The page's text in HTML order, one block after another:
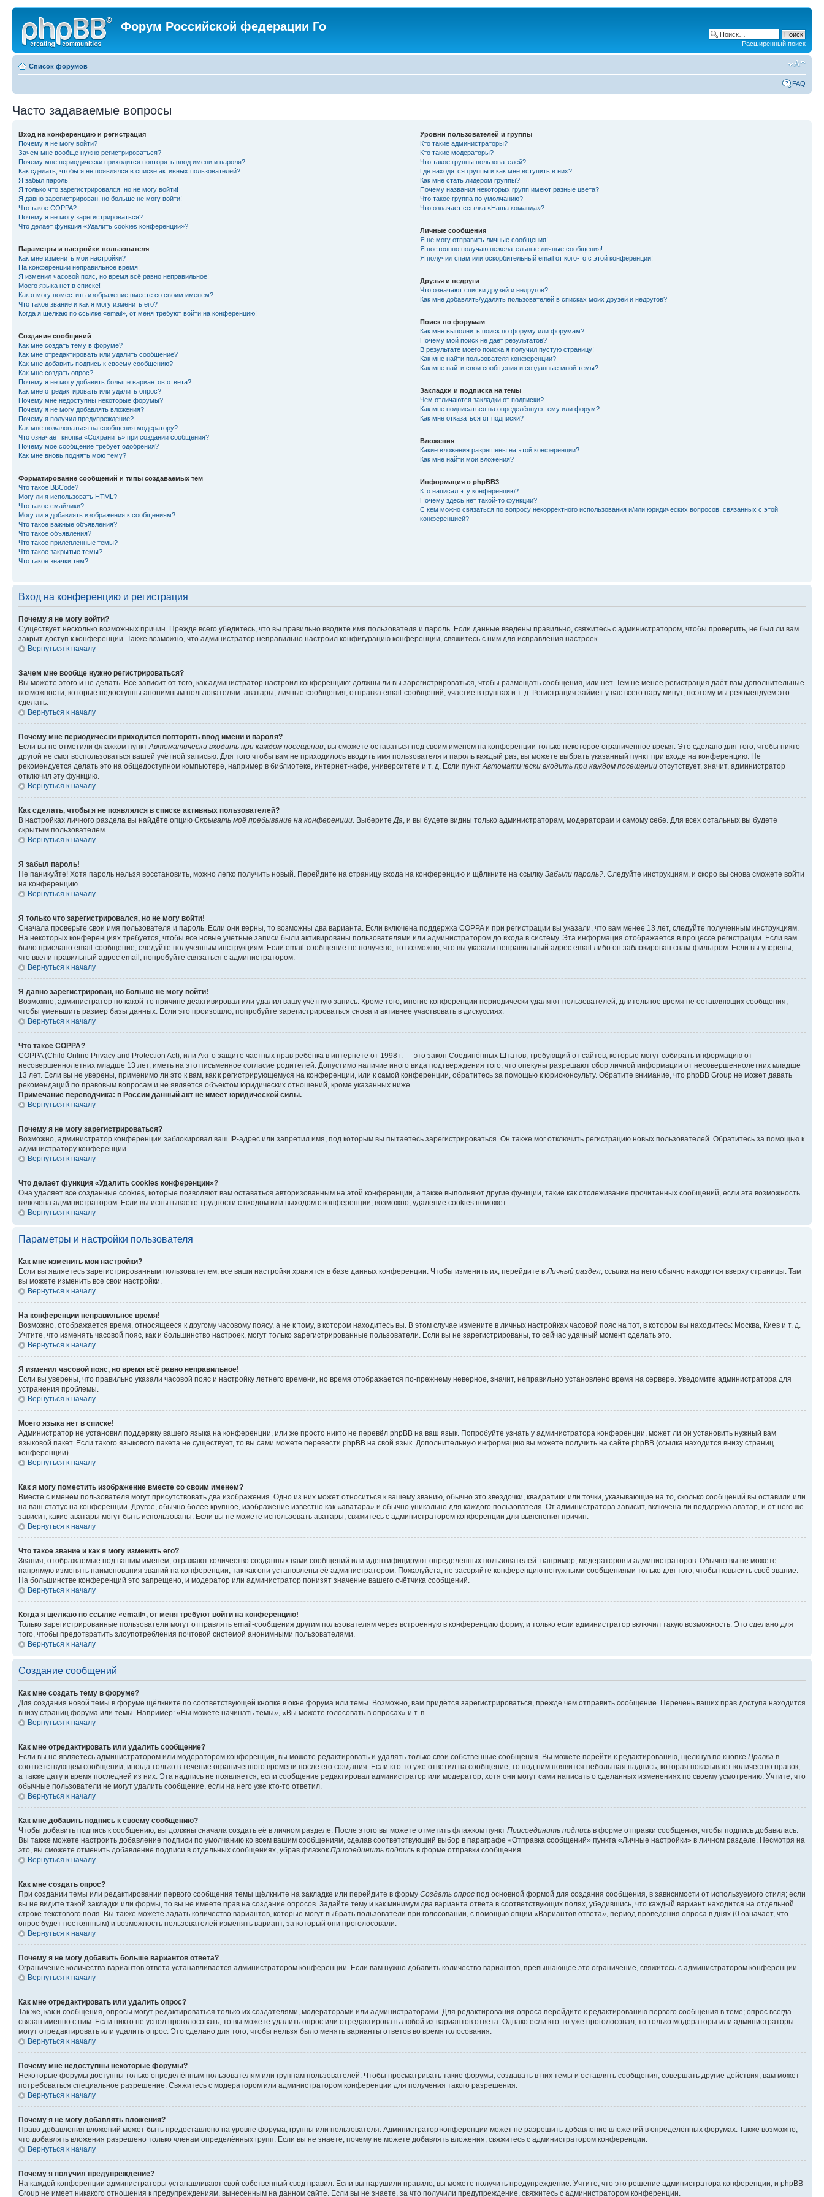
Форум Российской федерации Го
Расширенный поиск
Список форумов
FAQ
Часто задаваемые вопросы
Вход на конференцию и регистрация
Почему я не могу войти?
Зачем мне вообще нужно регистрироваться?
Почему мне периодически приходится повторять ввод имени и пароля?
Как сделать, чтобы я не появлялся в списке активных пользователей?
Я забыл пароль!
Я только что зарегистрировался, но не могу войти!
Я давно зарегистрирован, но больше не могу войти!
Что такое COPPA?
Почему я не могу зарегистрироваться?
Что делает функция «Удалить cookies конференции»?
Параметры и настройки пользователя
Как мне изменить мои настройки?
На конференции неправильное время!
Я изменил часовой пояс, но время всё равно неправильное!
Моего языка нет в списке!
Как я могу поместить изображение вместе со своим именем?
Что такое звание и как я могу изменить его?
Когда я щёлкаю по ссылке «email», от меня требуют войти на конференцию!
Создание сообщений
Как мне создать тему в форуме?
Как мне отредактировать или удалить сообщение?
Как мне добавить подпись к своему сообщению?
Как мне создать опрос?
Почему я не могу добавить больше вариантов ответа?
Как мне отредактировать или удалить опрос?
Почему мне недоступны некоторые форумы?
Почему я не могу добавлять вложения?
Почему я получил предупреждение?
Как мне пожаловаться на сообщения модератору?
Что означает кнопка «Сохранить» при создании сообщения?
Почему моё сообщение требует одобрения?
Как мне вновь поднять мою тему?
Форматирование сообщений и типы создаваемых тем
Что такое BBCode?
Могу ли я использовать HTML?
Что такое смайлики?
Могу ли я добавлять изображения к сообщениям?
Что такое важные объявления?
Что такое объявления?
Что такое прилепленные темы?
Что такое закрытые темы?
Что такое значки тем?
Уровни пользователей и группы
Кто такие администраторы?
Кто такие модераторы?
Что такое группы пользователей?
Где находятся группы и как мне вступить в них?
Как мне стать лидером группы?
Почему названия некоторых групп имеют разные цвета?
Что такое группа по умолчанию?
Что означает ссылка «Наша команда»?
Личные сообщения
Я не могу отправить личные сообщения!
Я постоянно получаю нежелательные личные сообщения!
Я получил спам или оскорбительный email от кого-то с этой конференции!
Друзья и недруги
Что означают списки друзей и недругов?
Как мне добавлять/удалять пользователей в списках моих друзей и недругов?
Поиск по форумам
Как мне выполнить поиск по форуму или форумам?
Почему мой поиск не даёт результатов?
В результате моего поиска я получил пустую страницу!
Как мне найти пользователя конференции?
Как мне найти свои сообщения и созданные мной темы?
Закладки и подписка на темы
Чем отличаются закладки от подписки?
Как мне подписаться на определённую тему или форум?
Как мне отказаться от подписки?
Вложения
Какие вложения разрешены на этой конференции?
Как мне найти мои вложения?
Информация о phpBB3
Кто написал эту конференцию?
Почему здесь нет такой-то функции?
С кем можно связаться по вопросу некорректного использования и/или юридических вопросов, связанных с этой
конференцией?
Вход на конференцию и регистрация
Почему я не могу войти?
Существует несколько возможных причин. Прежде всего убедитесь, что вы правильно вводите имя пользователя и пароль. Если данные введены правильно, свяжитесь с администратором, чтобы проверить, не был ли вам
закрыт доступ к конференции. Также возможно, что администратор неправильно настроил конфигурацию конференции, свяжитесь с ним для исправления настроек.
Вернуться к началу
Зачем мне вообще нужно регистрироваться?
Вы можете этого и не делать. Всё зависит от того, как администратор настроил конференцию: должны ли вы зарегистрироваться, чтобы размещать сообщения, или нет. Тем не менее регистрация даёт вам дополнительные
возможности, которые недоступны анонимным пользователям: аватары, личные сообщения, отправка email-сообщений, участие в группах и т. д. Регистрация займёт у вас всего пару минут, поэтому мы рекомендуем это
сделать.
Вернуться к началу
Почему мне периодически приходится повторять ввод имени и пароля?
Если вы не отметили флажком пунктАвтоматически входить при каждом посещении, вы сможете оставаться под своим именем на конференции только некоторое ограниченное время. Это сделано для того, чтобы никто
другой не смог воспользоваться вашей учётной записью. Для того чтобы вам не приходилось вводить имя пользователя и пароль каждый раз, вы можете выбрать указанный пункт при входе на конференцию. Не
рекомендуется делать это на общедоступном компьютере, например в библиотеке, интернет-кафе, университете и т. д. Если пунктАвтоматически входить при каждом посещении отсутствует, значит, администратор
отключил эту функцию.
Вернуться к началу
Как сделать, чтобы я не появлялся в списке активных пользователей?
В настройках личного раздела вы найдёте опцию Скрывать моё пребывание на конференции. ВыберитеДа, и вы будете видны только администраторам, модераторам и самому себе. Для всех остальных вы будете
скрытым пользователем.
Вернуться к началу
Я забыл пароль!
Не паникуйте! Хотя пароль нельзя восстановить, можно легко получить новый. Перейдите на страницу входа на конференцию и щёлкните на ссылку Забыли пароль?. Следуйте инструкциям, и скоро вы снова сможете войти
на конференцию.
Вернуться к началу
Я только что зарегистрировался, но не могу войти!
Сначала проверьте свои имя пользователя и пароль. Если они верны, то возможны два варианта. Если включена поддержка COPPA и при регистрации вы указали, что вам менее 13 лет, следуйте полученным инструкциям.
На некоторых конференциях требуется, чтобы все новые учётные записи были активированы пользователями или администратором до входа в систему. Эта информация отображается в процессе регистрации. Если вам
было прислано email-сообщение, следуйте полученным инструкциям. Если email-сообщение не получено, то возможно, что вы указали неправильный адрес email либо он заблокирован спам-фильтром. Если вы уверены,
что ввели правильный адрес email, попробуйте связаться с администратором.
Вернуться к началу
Я давно зарегистрирован, но больше не могу войти!
Возможно, администратор по какой-то причине деактивировал или удалил вашу учётную запись. Кроме того, многие конференции периодически удаляют пользователей, длительное время не оставляющих сообщения,
чтобы уменьшить размер базы данных. Если это произошло, попробуйте зарегистрироваться снова и активнее участвовать в дискуссиях.
Вернуться к началу
Что такое COPPA?
COPPA (Child Online Privacy and Protection Act), или Акт о защите частных прав ребёнка в интернете от 1998 г. — это закон Соединённых Штатов, требующий от сайтов, которые могут собирать информацию от
несовершеннолетних младше 13 лет, иметь на это письменное согласие родителей. Допустимо наличие иного вида подтверждения того, что опекуны разрешают сбор личной информации от несовершеннолетних младше
13 лет. Если вы не уверены, применимо ли это к вам, как к регистрирующемуся на конференции, или к самой конференции, обратитесь за помощью к юрисконсульту. Обратите внимание, что phpBB Group не может давать
рекомендаций по правовым вопросам и не является объектом юридических отношений, кроме указанных ниже.
Примечание переводчика: в России данный акт не имеет юридической силы.
Вернуться к началу
Почему я не могу зарегистрироваться?
Возможно, администратор конференции заблокировал ваш IP-адрес или запретил имя, под которым вы пытаетесь зарегистрироваться. Он также мог отключить регистрацию новых пользователей. Обратитесь за помощью к
администратору конференции.
Вернуться к началу
Что делает функция «Удалить cookies конференции»?
Она удаляет все созданные cookies, которые позволяют вам оставаться авторизованным на этой конференции, а также выполняют другие функции, такие как отслеживание прочитанных сообщений, если эта возможность
включена администратором. Если вы испытываете трудности с входом или выходом с конференции, возможно, удаление cookies поможет.
Вернуться к началу
Параметры и настройки пользователя
Как мне изменить мои настройки?
Если вы являетесь зарегистрированным пользователем, все ваши настройки хранятся в базе данных конференции. Чтобы изменить их, перейдите вЛичный раздел; ссылка на него обычно находится вверху страницы. Там
вы можете изменить все свои настройки.
Вернуться к началу
На конференции неправильное время!
Возможно, отображается время, относящееся к другому часовому поясу, а не к тому, в котором находитесь вы. В этом случае измените в личных настройках часовой пояс на тот, в котором вы находитесь: Москва, Киев и т. д.
Учтите, что изменять часовой пояс, как и большинство настроек, могут только зарегистрированные пользователи. Если вы не зарегистрированы, то сейчас удачный момент сделать это.
Вернуться к началу
Я изменил часовой пояс, но время всё равно неправильное!
Если вы уверены, что правильно указали часовой пояс и настройку летнего времени, но время отображается по-прежнему неверное, значит, неправильно установлено время на сервере. Уведомите администратора для
устранения проблемы.
Вернуться к началу
Моего языка нет в списке!
Администратор не установил поддержку вашего языка на конференции, или же просто никто не перевёл phpBB на ваш язык. Попробуйте узнать у администратора конференции, может ли он установить нужный вам
языковой пакет. Если такого языкового пакета не существует, то вы сами можете перевести phpBB на свой язык. Дополнительную информацию вы можете получить на сайте phpBB (ссылка находится внизу страниц
конференции).
Вернуться к началу
Как я могу поместить изображение вместе со своим именем?
Вместе с именем пользователя могут присутствовать два изображения. Одно из них может относиться к вашему званию, обычно это звёздочки, квадратики или точки, указывающие на то, сколько сообщений вы оставили или
на ваш статус на конференции. Другое, обычно более крупное, изображение известно как «аватара» и обычно уникально для каждого пользователя. От администратора зависит, включена ли поддержка аватар, и от него же
зависит, какие аватары могут быть использованы. Если вы не можете использовать аватары, свяжитесь с администратором конференции для выяснения причин.
Вернуться к началу
Что такое звание и как я могу изменить его?
Звания, отображаемые под вашим именем, отражают количество созданных вами сообщений или идентифицируют определённых пользователей: например, модераторов и администраторов. Обычно вы не можете
напрямую изменять наименования званий на конференции, так как они установлены её администратором. Пожалуйста, не засоряйте конференцию ненужными сообщениями только для того, чтобы повысить своё звание.
На большинстве конференций это запрещено, и модератор или администратор понизят значение вашего счётчика сообщений.
Вернуться к началу
Когда я щёлкаю по ссылке «email», от меня требуют войти на конференцию!
Только зарегистрированные пользователи могут отправлять email-сообщения другим пользователям через встроенную в конференцию форму, и только если администратор включил такую возможность. Это сделано для
того, чтобы предотвратить злоупотребления почтовой системой анонимными пользователями.
Вернуться к началу
Создание сообщений
Как мне создать тему в форуме?
Для создания новой темы в форуме щёлкните по соответствующей кнопке в окне форума или темы. Возможно, вам придётся зарегистрироваться, прежде чем отправить сообщение. Перечень ваших прав доступа находится
внизу страниц форума или темы. Например: «Вы можете начинать темы», «Вы можете голосовать в опросах» и т. п.
Вернуться к началу
Как мне отредактировать или удалить сообщение?
Если вы не являетесь администратором или модератором конференции, вы можете редактировать и удалять только свои собственные сообщения. Вы можете перейти к редактированию, щёлкнув по кнопке Правка в
соответствующем сообщении, иногда только в течение ограниченного времени после его создания. Если кто-то уже ответил на сообщение, то под ним появится небольшая надпись, которая показывает количество правок,
а также дату и время последней из них. Эта надпись не появляется, если сообщение редактировал администратор или модератор, хотя они могут сами написать о сделанных изменениях по своему усмотрению. Учтите, что
обычные пользователи не могут удалить сообщение, если на него уже кто-то ответил.
Вернуться к началу
Как мне добавить подпись к своему сообщению?
Чтобы добавить подпись к сообщению, вы должны сначала создать её в личном разделе. После этого вы можете отметить флажком пункт Присоединить подпись в форме отправки сообщения, чтобы подпись добавилась.
Вы также можете настроить добавление подписи по умолчанию ко всем вашим сообщениям, сделав соответствующий выбор в параграфе «Отправка сообщений» пункта «Личные настройки» в личном разделе. Несмотря на
это, вы сможете отменить добавление подписи в отдельных сообщениях, убрав флажок Присоединить подпись в форме отправки сообщения.
Вернуться к началу
Как мне создать опрос?
При создании темы или редактировании первого сообщения темы щёлкните на закладке или перейдите в форму Создать опрос под основной формой для создания сообщения, в зависимости от используемого стиля; если
вы не видите такой закладки или формы, то вы не имеете прав на создание опросов. Задайте тему и как минимум два варианта ответа в соответствующих полях, убедившись, что каждый вариант находится на отдельной
строке текстового поля. Вы также можете задать количество вариантов, которые могут выбрать пользователи при голосовании, с помощью опции «Вариантов ответа», период проведения опроса в днях (0 означает, что
опрос будет постоянным) и возможность пользователей изменять вариант, за который они проголосовали.
Вернуться к началу
Почему я не могу добавить больше вариантов ответа?
Ограничение количества вариантов ответа устанавливается администратором конференции. Если вам нужно добавить количество вариантов, превышающее это ограничение, свяжитесь с администратором конференции.
Вернуться к началу
Как мне отредактировать или удалить опрос?
Так же, как и сообщения, опросы могут редактироваться только их создателями, модераторами или администраторами. Для редактирования опроса перейдите к редактированию первого сообщения в теме; опрос всегда
связан именно с ним. Если никто не успел проголосовать, то вы можете удалить опрос или отредактировать любой из вариантов ответа. Однако если кто-то уже проголосовал, то только модераторы или администраторы
могут отредактировать или удалить опрос. Это сделано для того, чтобы нельзя было менять варианты ответов во время голосования.
Вернуться к началу
Почему мне недоступны некоторые форумы?
Некоторые форумы доступны только определённым пользователям или группам пользователей. Чтобы просматривать такие форумы, создавать в них темы и оставлять сообщения, совершать другие действия, вам может
потребоваться специальное разрешение. Свяжитесь с модератором или администратором конференции для получения такого разрешения.
Вернуться к началу
Почему я не могу добавлять вложения?
Право добавления вложений может быть предоставлено на уровне форума, группы или пользователя. Администратор конференции может не разрешить добавление вложений в определённых форумах. Также возможно,
что добавлять вложения разрешено только членам определённых групп. Если вы не знаете, почему не можете добавлять вложения, свяжитесь с администратором конференции.
Вернуться к началу
Почему я получил предупреждение?
На каждой конференции администраторы устанавливают свой собственный свод правил. Если вы нарушили правило, вы можете получить предупреждение. Учтите, что это решение администратора конференции, и phpBB
Group не имеет никакого отношения к предупреждениям, вынесенным на данном сайте. Если вы не знаете, за что получили предупреждение, свяжитесь с администратором конференции.